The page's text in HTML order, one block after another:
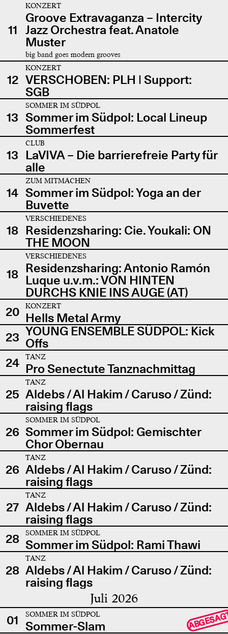
11
KONZERT
Groove Extravaganza – Intercity
Jazz Orchestra feat. Anatole
Muster
big band goes modern grooves
12
KONZERT
VERSCHOBEN: PLH | Support:
SGB
13
SOMMER IM SÜDPOL
Sommer im Südpol: Local Lineup
Sommerfest
13
CLUB
LaVIVA – Die barrierefreie Party für
alle
14
ZUM MITMACHEN
Sommer im Südpol: Yoga an der
Buvette
18
VERSCHIEDENES
Residenzsharing: Cie. Youkali: ON
THE MOON
18
VERSCHIEDENES
Residenzsharing: Antonio Ramón
Luque u.v.m.: VON HINTEN
DURCHS KNIE INS AUGE (AT)
20
KONZERT
Hells Metal Army
23 YOUNG ENSEMBLE SÜDPOL: Kick
Offs
24
TANZ
Pro Senectute Tanznachmittag
25
TANZ
Aldebs / Al Hakim / Caruso / Zünd:
raising flags
26
SOMMER IM SÜDPOL
Sommer im Südpol: Gemischter
Chor Obernau
26
TANZ
Aldebs / Al Hakim / Caruso / Zünd:
raising flags
27
TANZ
Aldebs / Al Hakim / Caruso / Zünd:
raising flags
28
SOMMER IM SÜDPOL
Sommer im Südpol: Rami Thawi
28
TANZ
Aldebs / Al Hakim / Caruso / Zünd:
raising flags
Juli 2026
01 SOMMER IM SÜDPOL
Sommer-Slam